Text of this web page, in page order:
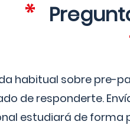
habitual sobre pre-
de responderte.
estudiará de forma